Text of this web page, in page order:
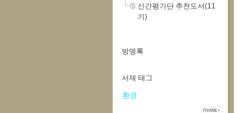
신간평가단 추천도서(11
기)
방명록
서재 태그
환경